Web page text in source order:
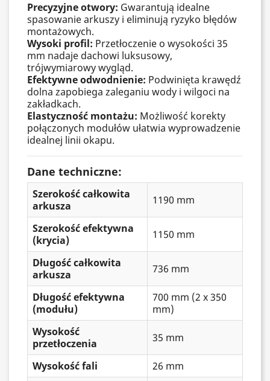
Precyzyjne otwory: Gwarantują idealne
spasowanie arkuszy i eliminują ryzyko błędów
montażowych.
Wysoki profil: Przetłoczenie o wysokości 35
mm nadaje dachowi luksusowy,
trójwymiarowy wygląd.
Efektywne odwodnienie: Podwinięta krawędź
dolna zapobiega zaleganiu wody i wilgoci na
zakładkach.
Elastyczność montażu: Możliwość korekty
połączonych modułów ułatwia wyprowadzenie
idealnej linii okapu.
Dane techniczne:
Szerokość całkowita
arkusza
1190 mm
Szerokość efektywna
(krycia)
1150 mm
Długość całkowita
arkusza
736 mm
Długość efektywna
(modułu)
700 mm (2 x 350
mm)
Wysokość
przetłoczenia
35 mm
Wysokość fali
26 mm